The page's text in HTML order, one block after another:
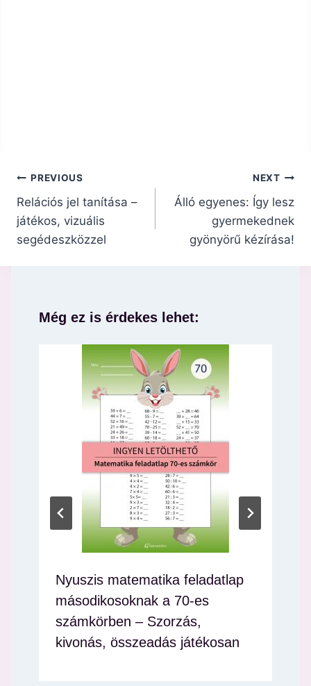
Bejegyzés
navigáció
PREVIOUS
Relációs jel tanítása –
játékos, vizuális
segédeszközzel
NEXT
Álló egyenes: Így lesz
gyermekednek
gyönyörű kézírása!
Még ez is érdekes lehet:
Nyuszis matematika feladatlap
másodikosoknak a 70-es
számkörben – Szorzás,
kivonás, összeadás játékosan